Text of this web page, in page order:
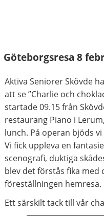
Göteborgsresa 8
Aktiva Seniorer Skövde
att se ”Charlie och
startade 09.15 från
restaurang Piano i
lunch. På operan bjöds
Vi fick uppleva en
scenografi, duktiga
blev det förstås fika med
föreställningen hemresa.
Ett särskilt tack till vår